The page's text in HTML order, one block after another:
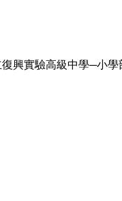
興實驗高級中學─小學